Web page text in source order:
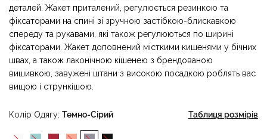
деталей. Жакет приталений, регулюється резинкою та
фіксаторами на спині зі зручною застібкою-блискавкою
спереду та рукавами, які також регулюються по ширині
фіксаторами. Жакет доповнений місткими кишенями у бічних
швах, а також лаконічною кішенею з брендованою
вишивкою, завужені штани з високою посадкою роблять вас
вищою і стрункішою.
Колір Одягу Темно-Сірий Таблиця розмірів